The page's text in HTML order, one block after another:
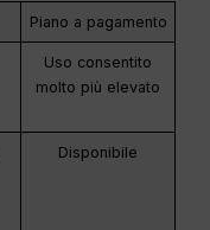
Piano a pagamento
Uso consentito
molto più elevato
Disponibile